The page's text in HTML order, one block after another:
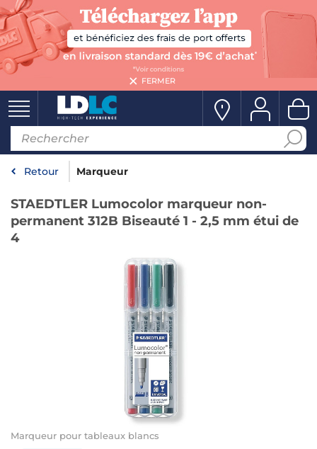
FERMER
Retour Marqueur
STAEDTLER Lumocolor marqueur non-
permanent 312B Biseauté 1 - 2,5 mm étui de
4
Marqueur pour tableaux blancs